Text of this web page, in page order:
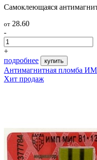
Самоклеющаяся
от 28.60
-
+
подробнее
купить
Антимагнитная пломба
Хит продаж